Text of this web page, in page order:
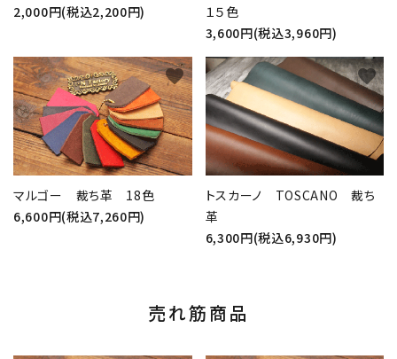
2,000円(税込2,200円)
１５色
3,600円(税込3,960円)
マルゴー 裁ち革 18色
6,600円(税込7,260円)
favorite
トスカーノ TOSCANO 裁ち
革
6,300円(税込6,930円)
favorite
売れ筋商品